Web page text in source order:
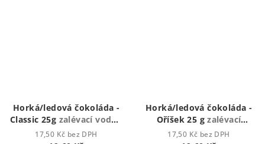
Horká/ledová čokoláda -
Classic 25g zalévací vodou
či mlékem
17,50 Kč bez DPH
Horká/ledová čokoláda -
Oříšek 25 gzalévací
vodou či mlékem
17,50 Kč bez DPH